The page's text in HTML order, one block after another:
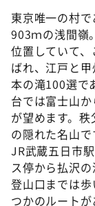
探偵！ナイ
news おか
河合＆
（news お
DAIGOも
本日はダイ
朝だ！生で
教えて！ニ
ＬＩＦＥ
東京唯一の村
903ｍの浅間嶺
位置していて
ばれ、江戸と
本の滝100選で
台では富士山
が望めます。
の隠れた名山
JR武蔵五日市
ス停から払沢
登山口までは
つかのルート